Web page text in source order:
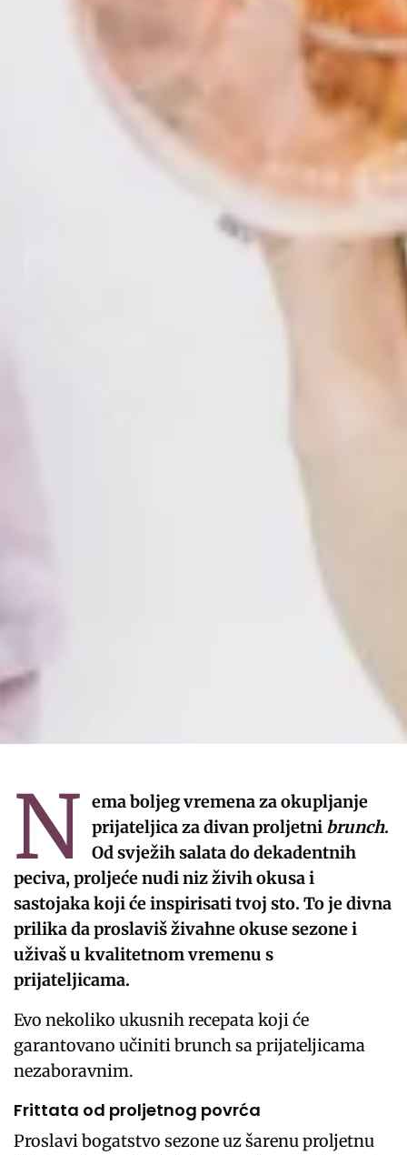
N ema boljeg vremena za okupljanje
prijateljica za divan proljetni brunch.
Od svježih salata do dekadentnih
peciva, proljeće nudi niz živih okusa i
sastojaka koji će inspirisati tvoj sto. To je divna
prilika da proslaviš živahne okuse sezone i
uživaš u kvalitetnom vremenu s
prijateljicama.
Evo nekoliko ukusnih recepata koji će
garantovano učiniti brunch sa prijateljicama
nezaboravnim.
Frittata od proljetnog povrća
Proslavi bogatstvo sezone uz šarenu proljetnu